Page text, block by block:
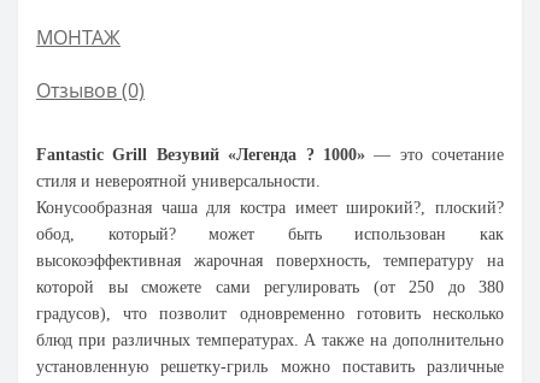
МОНТАЖ
Отзывов (0)
Fantastic Grill Везувий «Легенда ? 1000»— это сочетание
стиля и невероятной универсальности.
Конусообразная чаша для костра имеет широкий?, плоский?
обод, который? может быть использован как
высокоэффективная жарочная поверхность, температуру на
которой вы сможете сами регулировать (от 250 до 380
градусов), что позволит одновременно готовить несколько
блюд при различных температурах. А также на дополнительно
установленную решетку-гриль можно поставить различные